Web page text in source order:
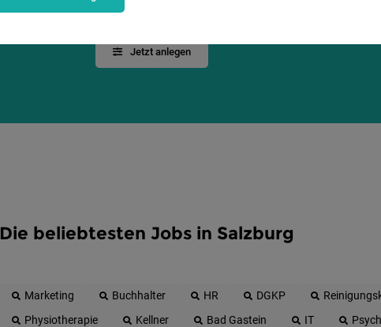
Jetzt anlegen
Die beliebtesten Jobs in Salzburg
Marketing Buchhalter HR DGKP
Physiotherapie
Kellner Bad Gastein IT